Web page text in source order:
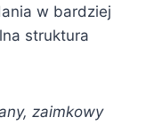
w bardziej
struktura
zaimkowy